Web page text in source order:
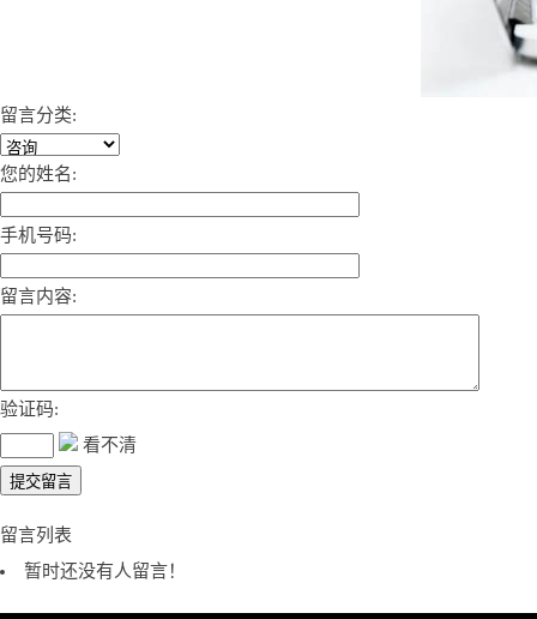
留言分类:
您的姓名:
手机号码:
留言内容:
验证码:
看不清
留言列表
暂时还没有人留言！